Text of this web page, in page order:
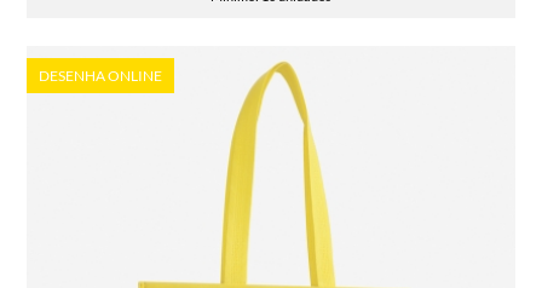
DESENHA ONLINE